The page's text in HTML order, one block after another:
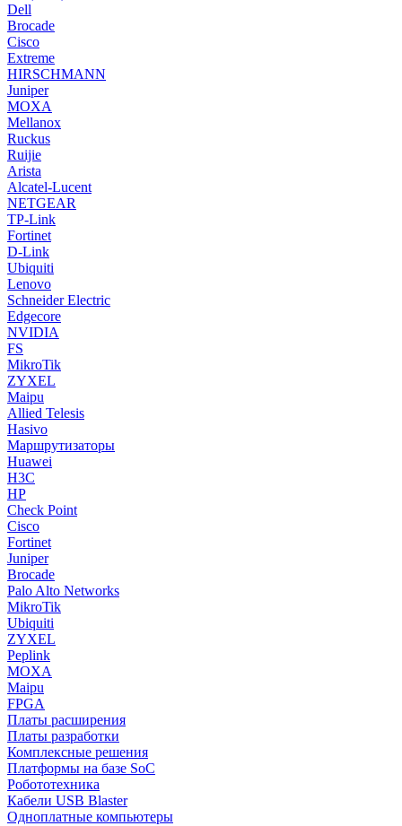
Dell
Brocade
Cisco
Extreme
HIRSCHMANN
Juniper
MOXA
Mellanox
Ruckus
Ruijie
Arista
Alcatel-Lucent
NETGEAR
TP-Link
Fortinet
D-Link
Ubiquiti
Lenovo
Schneider Electric
Edgecore
NVIDIA
FS
MikroTik
ZYXEL
Maipu
Allied Telesis
Hasivo
Маршрутизаторы
Huawei
H3C
HP
Check Point
Cisco
Fortinet
Juniper
Brocade
Palo Alto Networks
MikroTik
Ubiquiti
ZYXEL
Peplink
MOXA
Maipu
FPGA
Платы расширения
Платы разработки
Комплексные решения
Платформы на базе SoC
Робототехника
Кабели USB Blaster
Одноплатные компьютеры